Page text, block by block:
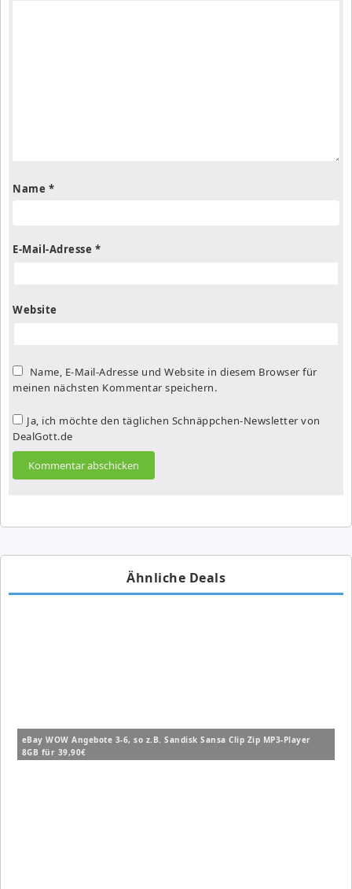
Name *
E-Mail-Adresse *
Website
Name, E-Mail-Adresse und Website in diesem Browser für
meinen nächsten Kommentar speichern.
Ja, ich möchte den täglichen Schnäppchen-Newsletter von
DealGott.de
Ähnliche Deals
eBay WOW Angebote 3-6, so z.B. Sandisk Sansa Clip Zip MP3-Player
8GB für 39,90€